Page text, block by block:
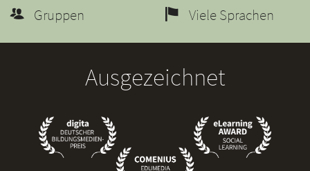
Gruppen
Viele Sprachen
Ausgezeichnet